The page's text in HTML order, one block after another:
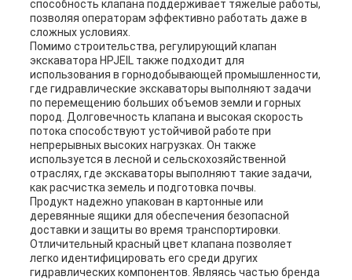
способность клапана поддерживает тяжелые работы,
позволяя операторам эффективно работать даже в
сложных условиях.
Помимо строительства, регулирующий клапан
экскаватора HPJEIL также подходит для
использования в горнодобывающей промышленности,
где гидравлические экскаваторы выполняют задачи
по перемещению больших объемов земли и горных
пород. Долговечность клапана и высокая скорость
потока способствуют устойчивой работе при
непрерывных высоких нагрузках. Он также
используется в лесной и сельскохозяйственной
отраслях, где экскаваторы выполняют такие задачи,
как расчистка земель и подготовка почвы.
Продукт надежно упакован в картонные или
деревянные ящики для обеспечения безопасной
доставки и защиты во время транспортировки.
Отличительный красный цвет клапана позволяет
легко идентифицировать его среди других
гидравлических компонентов. Являясь частью бренда